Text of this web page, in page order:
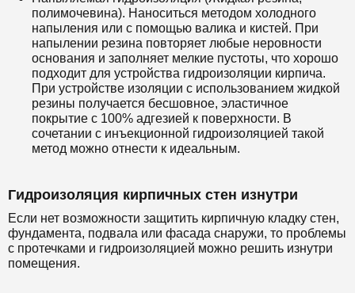
полимочевина). Наноситься методом холодного
напыления или с помощью валика и кистей. При
напылении резина повторяет любые неровности
основания и заполняет мелкие пустоты, что хорошо
подходит для устройства гидроизоляции кирпича.
При устройстве изоляции с использованием жидкой
резины получается бесшовное, эластичное
покрытие с 100% адгезией к поверхности. В
сочетании с инъекционной гидроизоляцией такой
метод можно отнести к идеальным.
Гидроизоляция кирпичных стен изнутри
Если нет возможности защитить кирпичную кладку стен,
фундамента, подвала или фасада снаружи, то проблемы
с протечками и гидроизоляцией можно решить изнутри
помещения.